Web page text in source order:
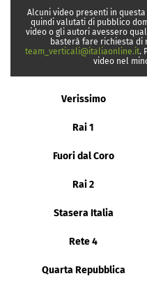
Alcuni video presenti in
quindi valutati di pubblico
video o gli autori avessero
basterà fare richiesta di
team_verticali@italiaonline.it.
video nel
Verissimo
Rai 1
Fuori dal Coro
Rai 2
Stasera Italia
Rete 4
Quarta Repubblica